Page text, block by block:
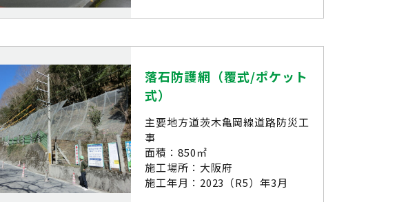
落石防護網（覆式/ポケット
式）
主要地方道茨木亀岡線道路防災工
事
面積：850㎡
施工場所：大阪府
施工年月：2023（R5）年3月